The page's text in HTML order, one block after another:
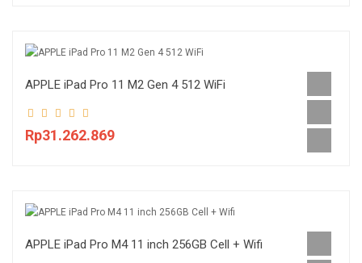
APPLE iPad Pro 11 M2 Gen 4 512 WiFi
Rp31.262.869
APPLE iPad Pro M4 11 inch 256GB Cell + Wifi